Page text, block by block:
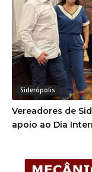
Siderópolis
Vereadores de
apoio ao Dia